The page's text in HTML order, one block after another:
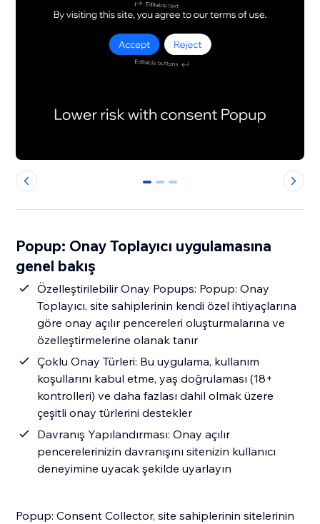
0 1 2
Popup: Onay Toplayıcı uygulamasına
genel bakış
Özelleştirilebilir Onay Popups: Popup: Onay
Toplayıcı, site sahiplerinin kendi özel ihtiyaçlarına
göre onay açılır pencereleri oluşturmalarına ve
özelleştirmelerine olanak tanır
Çoklu Onay Türleri: Bu uygulama, kullanım
koşullarını kabul etme, yaş doğrulaması (18+
kontrolleri) ve daha fazlası dahil olmak üzere
çeşitli onay türlerini destekler
Davranış Yapılandırması: Onay açılır
pencerelerinizin davranışını sitenizin kullanıcı
deneyimine uyacak şekilde uyarlayın
Popup: Consent Collector, site sahiplerinin sitelerinin